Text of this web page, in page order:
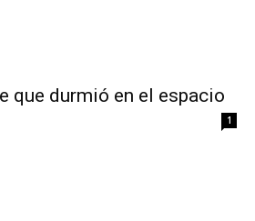
que durmió en el espacio
1